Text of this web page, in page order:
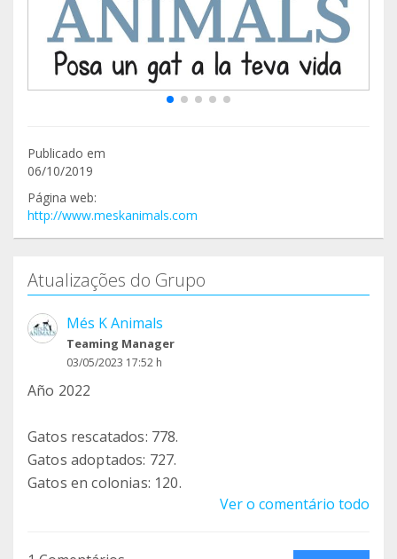
Publicado em
06/10/2019
Página web:
http://www.meskanimals.com
Atualizações do Grupo
Més K Animals
Teaming Manager
03/05/2023 17:52 h
Año 2022
Gatos rescatados: 778.
Gatos adoptados: 727.
Gatos en colonias: 120.
Ver o comentário todo